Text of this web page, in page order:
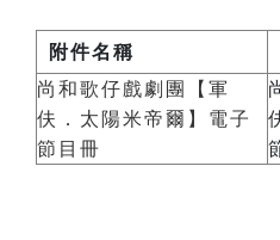
附件名稱
尚和歌仔戲劇團【軍
伕．太陽米帝爾】電子
節目冊